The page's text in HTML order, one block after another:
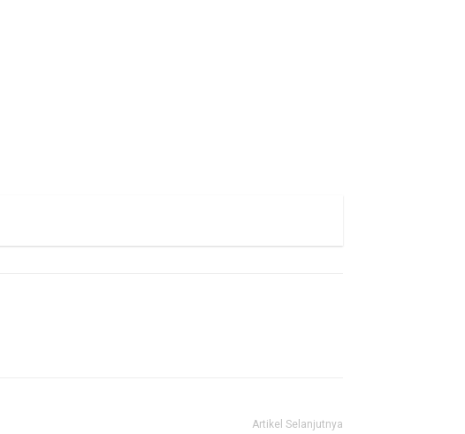
Artikel Selanjutnya